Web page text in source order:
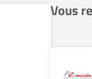
Vous